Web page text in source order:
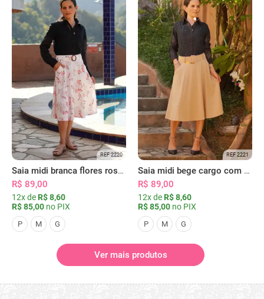
REF 2220
Saia midi branca flores rosas com bolsos
R$ 89,00
12x de R$ 8,60
R$ 85,00 no PIX
P M G
REF 2221
Saia midi bege cargo com bolsos
R$ 89,00
12x de R$ 8,60
R$ 85,00 no PIX
P M G
Ver mais produtos